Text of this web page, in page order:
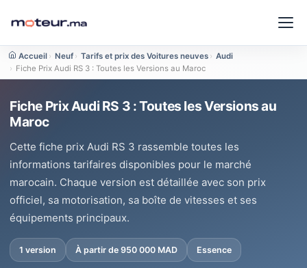
Accueil › Neuf › Tarifs et prix des Voitures neuves › Audi
› Fiche Prix Audi RS 3 : Toutes les Versions au Maroc
Fiche Prix Audi RS 3 : Toutes les Versions au
Maroc
Cette fiche prix Audi RS 3 rassemble toutes les
informations tarifaires disponibles pour le marché
marocain. Chaque version est détaillée avec son prix
officiel, sa motorisation, sa boîte de vitesses et ses
équipements principaux.
1 version À partir de 950 000 MAD Essence